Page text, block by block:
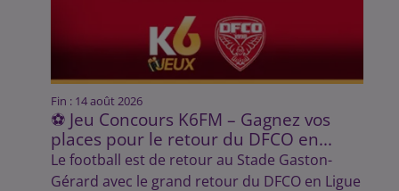
Fin : 14 août 2026
⚽ Jeu Concours K6FM – Gagnez vos
places pour le retour du DFCO en...
Le football est de retour au Stade Gaston-
Gérard avec le grand retour du DFCO en Ligue